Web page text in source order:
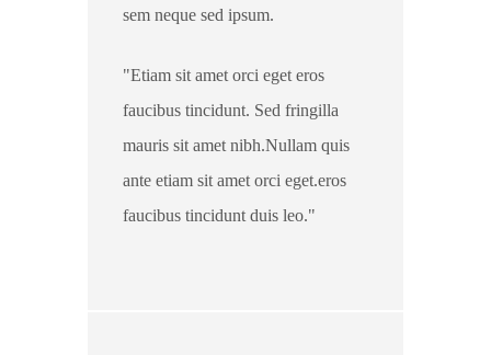
sem neque sed ipsum.
Etiam sit amet orci eget eros
faucibus tincidunt. Sed fringilla
mauris sit amet nibh.Nullam quis
ante etiam sit amet orci eget.eros
faucibus tincidunt duis leo.